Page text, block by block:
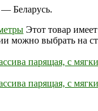
Беларусь.
Этот товар
можно выбрать на